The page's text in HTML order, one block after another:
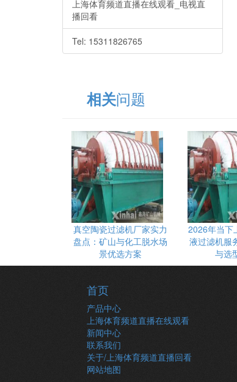
上海体育频道直播在线观看_电视直
播回看
Tel: 15311826765
相关问题
真空陶瓷过滤机厂家实力
盘点：矿山与化工脱水场
景优选方案
2026年当下
液过滤机服
与选
首页
产品中心
上海体育频道直播在线观看
新闻中心
联系我们
关于/上海体育频道直播回看
网站地图